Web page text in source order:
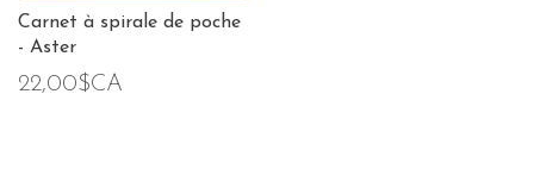
Carnet à spirale de poche
- Aster
22,00$CA